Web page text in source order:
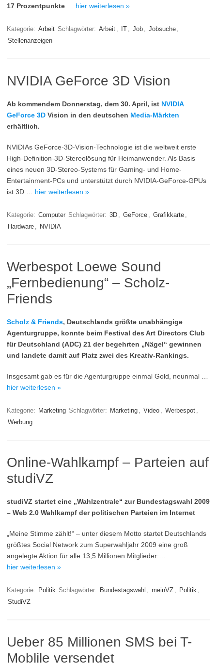
17 Prozentpunkte
hier weiterlesen »
Kategorie: Arbeit Schlagwörter: Arbeit , IT , Job , Jobsuche ,
Stellenanzeigen
NVIDIA GeForce 3D Vision
Ab kommendem Donnerstag, dem 30. April, ist NVIDIA
GeForce 3D Vision in den deutschen Media-Märkten
erhältlich.
NVIDIAs GeForce-3D-Vision-Technologie ist die weltweit erste
High-Definition-3D-Stereolösung für Heimanwender. Als Basis
eines neuen 3D-Stereo-Systems für Gaming- und Home-
Entertainment-PCs und unterstützt durch NVIDIA-GeForce-GPUs
ist 3D … hier weiterlesen »
Kategorie: Computer Schlagwörter: 3D , GeForce , Grafikkarte ,
Hardware , NVIDIA
Werbespot Loewe Sound
„Fernbedienung“ – Scholz-
Friends
Scholz & Friends, Deutschlands größte unabhängige
Agenturgruppe, konnte beim Festival des Art Directors Club
für Deutschland (ADC) 21 der begehrten „Nägel“ gewinnen
und landete damit auf Platz zwei des Kreativ-Rankings.
Insgesamt gab es für die Agenturgruppe einmal Gold, neunmal …
hier weiterlesen »
Kategorie: Marketing Schlagwörter: Marketing , Video , Werbespot ,
Werbung
Online-Wahlkampf – Parteien auf
studiVZ
studiVZ startet eine „Wahlzentrale“ zur Bundestagswahl 2009
– Web 2.0 Wahlkampf der politischen Parteien im Internet
„Meine Stimme zählt!“ – unter diesem Motto startet Deutschlands
größtes Social Network zum Superwahljahr 2009 eine groß
angelegte Aktion für alle 13,5 Millionen Mitglieder:…
hier weiterlesen »
Kategorie: Politik Schlagwörter: Bundestagswahl , meinVZ , Politik ,
StudiVZ
Ueber 85 Millionen SMS bei T-
Moblile versendet